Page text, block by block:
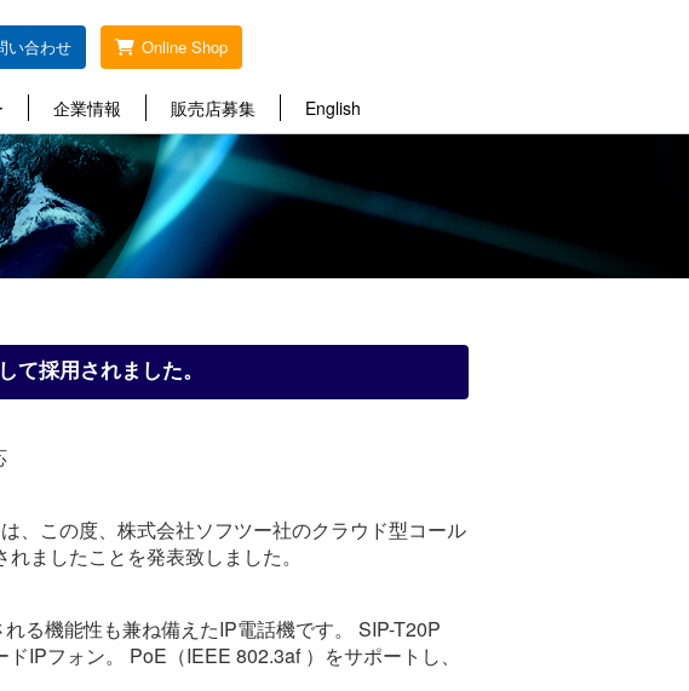
い合わせ Online Shop
企業情報 販売店募集 English
採用されました。
、この度、株式会社ソフツー社のクラウド型コール
ましたことを発表致しました。
る機能性も兼ね備えたIP電話機です。 SIP-T20P
IPフォン。 PoE（IEEE 802.3af ）をサポートし、